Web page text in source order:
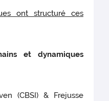
ont structuré ces
et dynamiques
(CBSI) & Frejusse